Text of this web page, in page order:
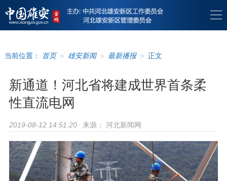
当前位置： 首页 > 雄安新闻 > 最新播报 > 正文
新通道！河北省将建成世界首条柔
性直流电网
2019-08-12 14:51:20 来源： 河北新闻网